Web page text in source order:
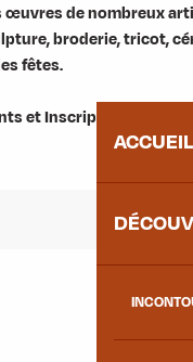
ACCUEIL
œuvres de nombreux
broderie, tricot,
fêtes.
et Inscriptions auprès